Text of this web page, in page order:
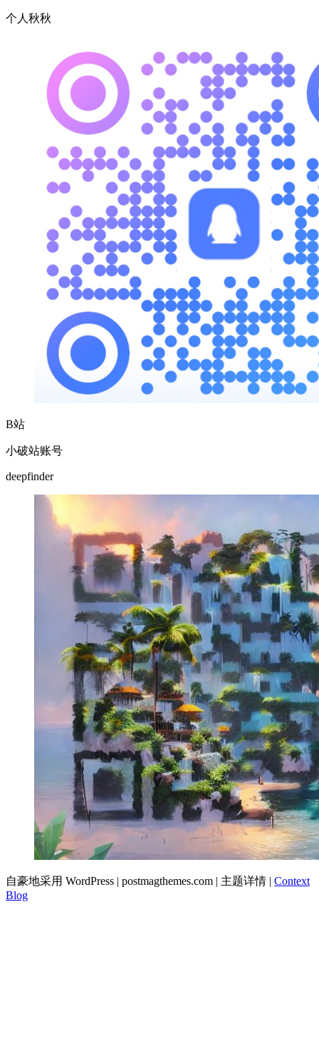
个人秋秋
B站
小破站账号
deepfinder
自豪地采用 WordPress | postmagthemes.com | 主题详情 | Context
Blog